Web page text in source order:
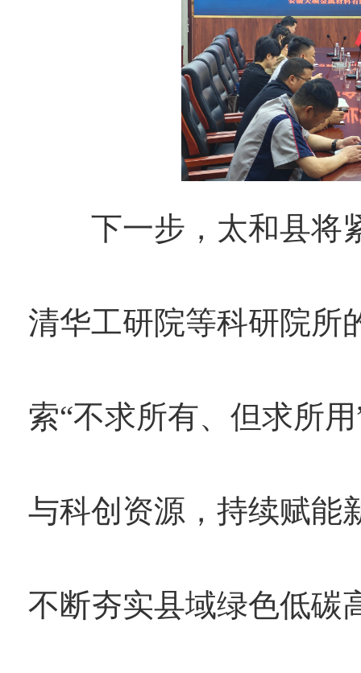
下一步，太和县将紧
清华工研院等科研院所
索“不求所有、但求所
与科创资源，持续赋能
不断夯实县域绿色低碳